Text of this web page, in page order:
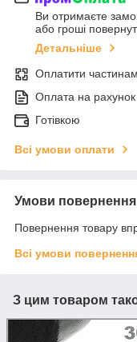
Ви отримаєте
або гроші
Детальніше
Оплатити
Оплата на рахунок
Готівкою
Всі умови оплати
Умови повернення
Повернення товару
Всі умови
З цим товаром